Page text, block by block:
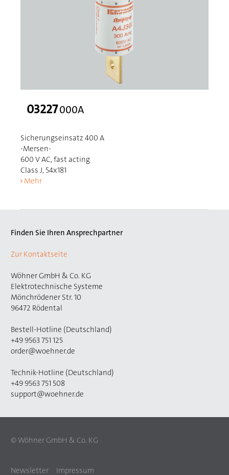
03227000A
Sicherungseinsatz 400 A
-Mersen-
600 V AC, fast acting
Class J, 54x181
Mehr
Finden Sie Ihren Ansprechpartner
Zur Kontaktseite
Wöhner GmbH & Co. KG
Elektrotechnische Systeme
Mönchrödener Str. 10
96472 Rödental
Bestell-Hotline (Deutschland)
+49 9563 751 125
order@woehner.de
Technik-Hotline (Deutschland)
+49 9563 751 508
support@woehner.de
© Wöhner GmbH & Co. KG
Newsletter Impressum